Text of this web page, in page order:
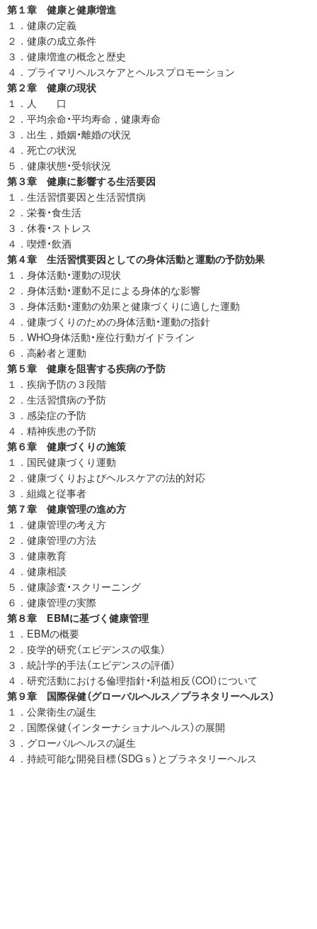
第１章 健康と健康増進
１．健康の定義
２．健康の成立条件
３．健康増進の概念と歴史
４．プライマリヘルスケアとヘルスプロモーション
第２章 健康の現状
１．人 口
２．平均余命・平均寿命，健康寿命
３．出生，婚姻・離婚の状況
４．死亡の状況
５．健康状態・受領状況
第３章 健康に影響する生活要因
１．生活習慣要因と生活習慣病
２．栄養・食生活
３．休養・ストレス
４．喫煙・飲酒
第４章 生活習慣要因としての身体活動と運動の予防効果
１．身体活動・運動の現状
２．身体活動・運動不足による身体的な影響
３．身体活動・運動の効果と健康づくりに適した運動
４．健康づくりのための身体活動・運動の指針
５．WHO身体活動・座位行動ガイドライン
６．高齢者と運動
第５章 健康を阻害する疾病の予防
１．疾病予防の３段階
２．生活習慣病の予防
３．感染症の予防
４．精神疾患の予防
第６章 健康づくりの施策
１．国民健康づくり運動
２．健康づくりおよびヘルスケアの法的対応
３．組織と従事者
第７章 健康管理の進め方
１．健康管理の考え方
２．健康管理の方法
３．健康教育
４．健康相談
５．健康診査・スクリーニング
６．健康管理の実際
第８章 EBMに基づく健康管理
１．EBMの概要
２．疫学的研究（エビデンスの収集）
３．統計学的手法（エビデンスの評価）
４．研究活動における倫理指針・利益相反（COI）について
第９章 国際保健（グローバルヘルス／プラネタリーヘルス）
１．公衆衛生の誕生
２．国際保健（インターナショナルヘルス）の展開
３．グローバルヘルスの誕生
４．持続可能な開発目標（SDGｓ）とプラネタリーヘルス